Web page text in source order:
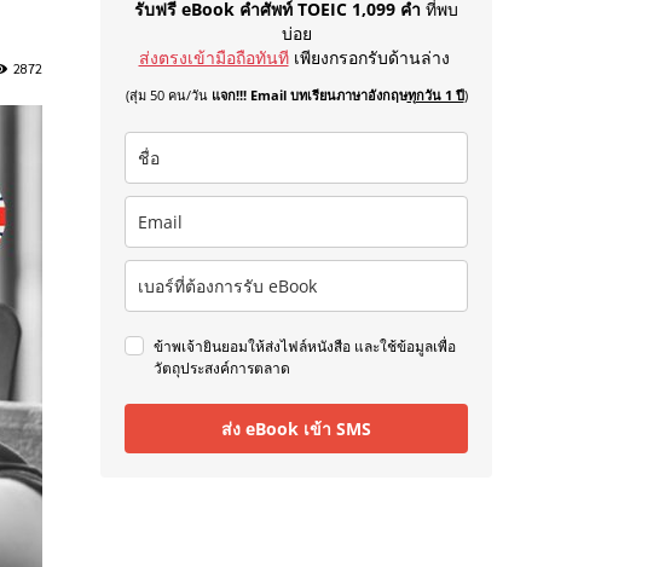
2872
รับฟรี eBook คำศัพท์ TOEIC 1,099 คำ ที่พบ
บ่อย
ส่งตรงเข้ามือถือทันที เพียงกรอกรับด้านล่าง
(สุ่ม 50 คน/วัน แจก!!! Email บทเรียนภาษาอังกฤษทุกวัน 1 ปี)
ข้าพเจ้ายินยอมให้ส่งไฟล์หนังสือ และใช้ข้อมูลเพื่อ
วัตถุประสงค์การตลาด
ส่ง eBook เข้า SMS